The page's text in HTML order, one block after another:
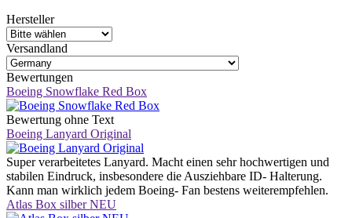
Hersteller
Versandland
Bewertungen
Boeing Snowflake Red Box
Bewertung ohne Text
Boeing Lanyard Original
Super verarbeitetes Lanyard. Macht einen sehr hochwertigen und
stabilen Eindruck, insbesondere die Ausziehbare ID- Halterung.
Kann man wirklich jedem Boeing- Fan bestens weiterempfehlen.
Atlas Box silber NEU